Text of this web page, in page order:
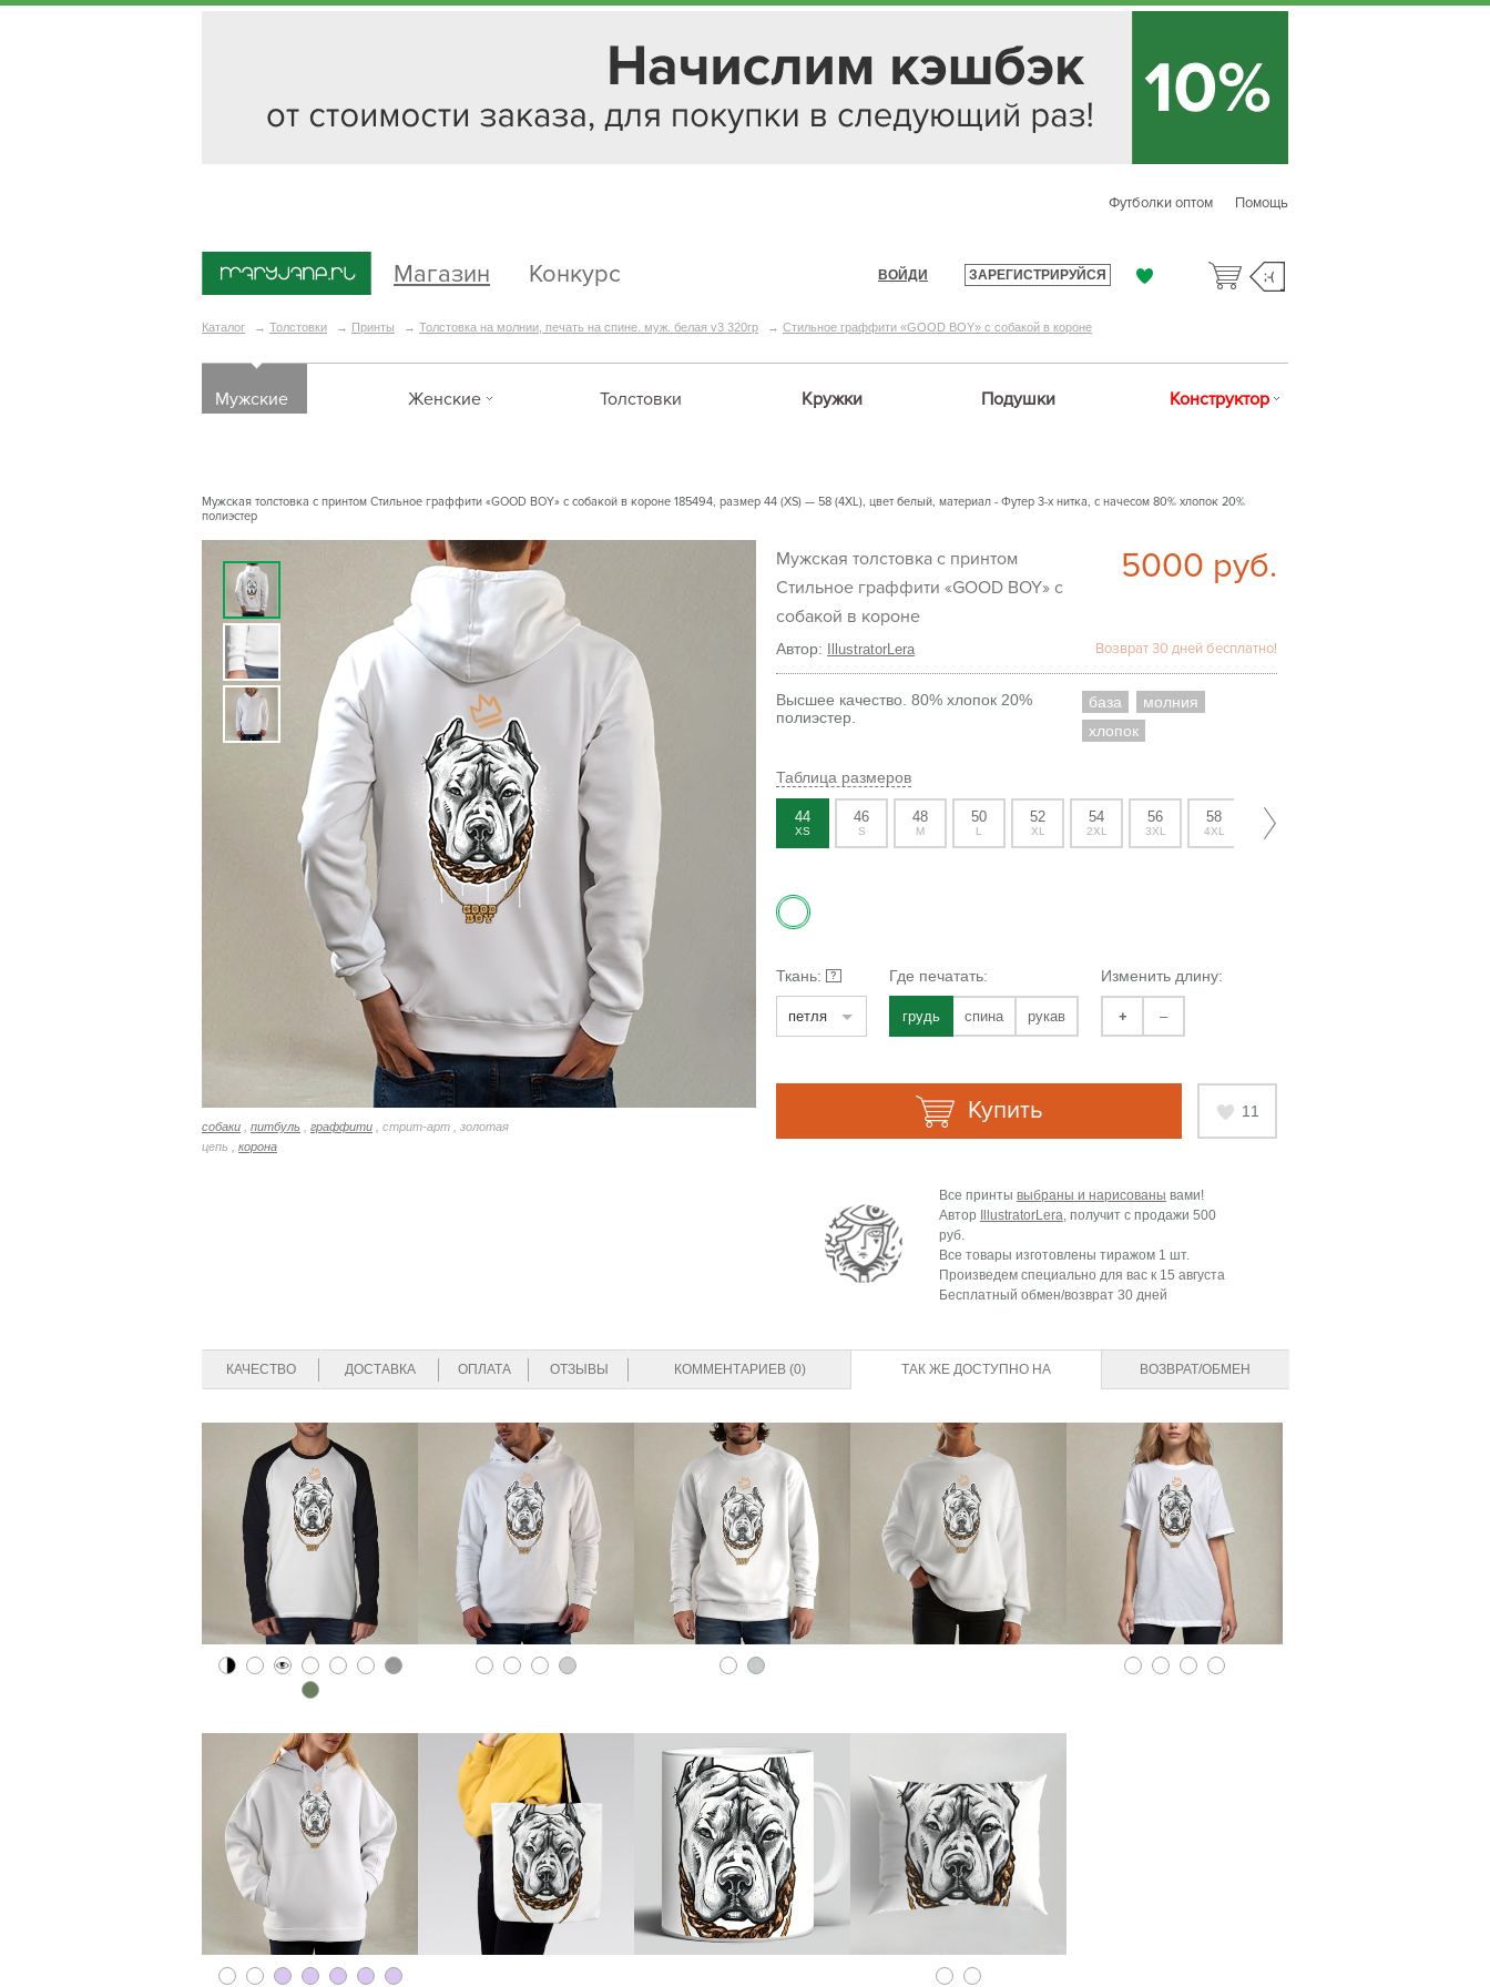
Помощь
Футболки оптом
Магазин Конкурс ВОЙДИ ЗАРЕГИСТРИРУЙСЯ ;-(
Каталог → Толстовки → Принты → Толстовка на молнии, печать на спине. муж. белая v3 320гр → Стильное граффити «GOOD BOY» с собакой в короне
Мужские Женские Толстовки Кружки Подушки Конструктор
Мужская толстовка с принтом Стильное граффити «GOOD BOY» с собакой в короне 185494, размер 44 (XS) — 58 (4XL), цвет белый, материал - Футер 3-х нитка, с начесом 80% хлопок 20%
полиэстер
собаки питбуль граффити , стрит-арт , золотая
цепь , корона
Мужская толстовка с принтом
Стильное граффити «GOOD BOY» с
собакой в короне
5000 руб.
Автор: IllustratorLera Возврат 30 дней бесплатно!
Высшее качество. 80% хлопок 20%
полиэстер.
база
молния
хлопок
Таблица размеров
44
XS
46
S
48
M
50
L
52
XL
54
2XL
56
3XL
58
4XL
Ткань: ?
петля
Где печатать:
грудь спина рукав
Изменить длину:
+ –
11
Купить
Все принты выбраны и нарисованы вами!
Автор
IllustratorLera, получит с продажи 500
руб.
Все товары изготовлены тиражом 1 шт.
Произведем специально для вас к 15 августа
Бесплатный обмен/возврат 30 дней
КАЧЕСТВО ДОСТАВКА ОПЛАТА ОТЗЫВЫ КОММЕНТАРИЕВ (0) ТАК ЖЕ ДОСТУПНО НА ВОЗВРАТ/ОБМЕН